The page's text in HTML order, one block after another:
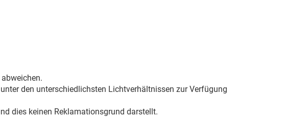
den unterschiedlichsten Lichtverhältnissen zur Verfügung
dies keinen Reklamationsgrund darstellt.